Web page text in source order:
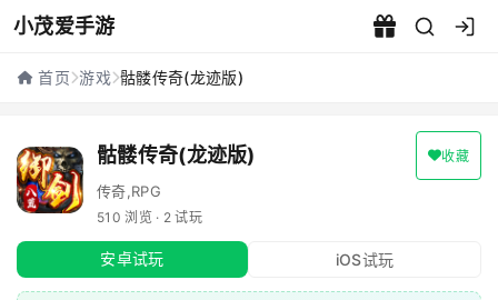
小茂爱手游
骷髅传奇(龙迹版) - 小茂爱手游
首页 游戏 骷髅传奇(龙迹版)
骷髅传奇(龙迹版) 收藏
传奇,RPG
510 浏览 · 2 试玩
安卓试玩 iOS试玩